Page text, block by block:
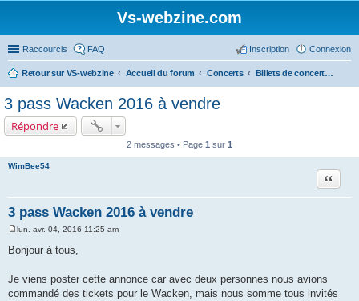
Vs-webzine.com
Raccourcis FAQ Connexion
Inscription
Retour sur VS-webzine Accueil du forum Concerts Billets de concerts et Covoiturages, Infos générales sur les concerts
3 pass Wacken 2016 à vendre
Répondre
2 messages • Page 1 sur 1
WimBee54
3 pass Wacken 2016 à vendre
Citer
s
g
e
lun. avr. 04, 2016 11:25 am
Bonjour à tous,
Je viens poster cette annonce car avec deux personnes nous avions
commandé des tickets pour le Wacken, mais nous somme tous invités